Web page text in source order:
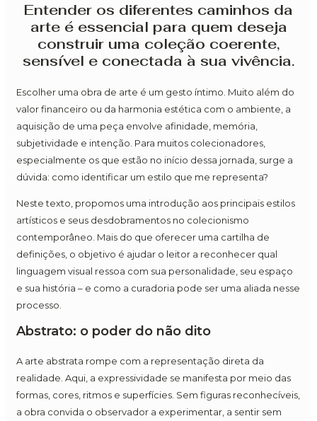
Entender os diferentes caminhos da
arte é essencial para quem deseja
construir uma coleção coerente,
sensível e conectada à sua vivência.
Escolher uma obra de arte é um gesto íntimo. Muito além do
valor financeiro ou da harmonia estética com o ambiente, a
aquisição de uma peça envolve afinidade, memória,
subjetividade e intenção. Para muitos colecionadores,
especialmente os que estão no início dessa jornada, surge a
dúvida: como identificar um estilo que me representa?
Neste texto, propomos uma introdução aos principais estilos
artísticos e seus desdobramentos no colecionismo
contemporâneo. Mais do que oferecer uma cartilha de
definições, o objetivo é ajudar o leitor a reconhecer qual
linguagem visual ressoa com sua personalidade, seu espaço
e sua história – e como a curadoria pode ser uma aliada nesse
processo.
Abstrato: o poder do não dito
A arte abstrata rompe com a representação direta da
realidade. Aqui, a expressividade se manifesta por meio das
formas, cores, ritmos e superfícies. Sem figuras reconhecíveis,
a obra convida o observador a experimentar, a sentir sem